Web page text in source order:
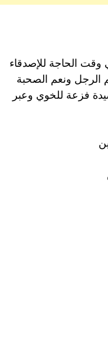
وقت الحاجة للإصدقاء
الرجل ونعم الصحبة
فزعة للخوي وعبر